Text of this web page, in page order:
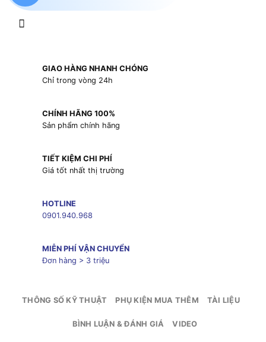
GIAO HÀNG NHANH CHÓNG
Chỉ trong vòng 24h
CHÍNH HÃNG 100%
Sản phẩm chính hãng
TIẾT KIỆM CHI PHÍ
Giá tốt nhất thị trường
HOTLINE
0901.940.968
MIỄN PHÍ VẬN CHUYỂN
Đơn hàng > 3 triệu
THÔNG SỐ KỸ THUẬT PHỤ KIỆN MUA THÊM TÀI LIỆU
BÌNH LUẬN & ĐÁNH GIÁ VIDEO